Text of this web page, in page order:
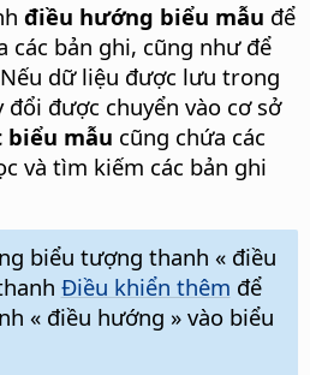
điều hướng biểu mẫu để
các bản ghi, cũng như để
dữ liệu được lưu trong
được chuyển vào cơ sở
biểu mẫu cũng chứa các
và tìm kiếm các bản ghi
biểu tượng thanh « điều
Điều khiển thêm để
« điều hướng » vào biểu